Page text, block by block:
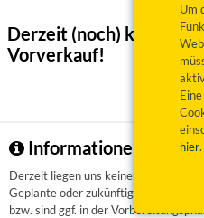
Um
hier.
Derzeit (noch) keine
Vorverkauf!
Informationen zu
Derzeit liegen uns keinerlei
Geplante oder zukünftige
bzw. sind ggf. in der